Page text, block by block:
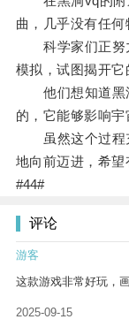
曲，几乎没有任何
科学家们正努
模拟，试图揭开它
他们想知道黑
的，它能够影响宇
虽然这个过程
地向前迈进，希望
#44#
评论
游客
这款游戏非常好玩，
2025-09-15